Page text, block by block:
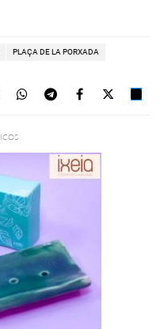
PLAÇA DE LA PORXADA